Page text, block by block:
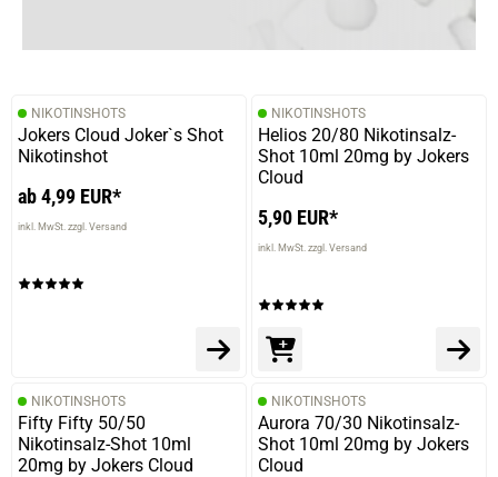
NIKOTINSHOTS
Jokers Cloud Joker`s Shot
Nikotinshot
ab 4,99 EUR*
inkl. MwSt. zzgl. Versand
NIKOTINSHOTS
Helios 20/80 Nikotinsalz-
Shot 10ml 20mg by Jokers
Cloud
5,90 EUR*
inkl. MwSt. zzgl. Versand
NIKOTINSHOTS
Fifty Fifty 50/50
Nikotinsalz-Shot 10ml
20mg by Jokers Cloud
NIKOTINSHOTS
Aurora 70/30 Nikotinsalz-
Shot 10ml 20mg by Jokers
Cloud